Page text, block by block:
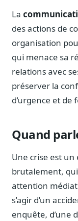
Notes, briefings,
Fiches
Parcours,
Registre
Cartographier
Affaires
Cabinets, DRI,
Affaires
Fédérations &
La
des actions de
organisation
qui menace sa
relations avec
préserver la
d’urgence et de
Quand
Une crise est
brutalement,
attention
s’agir d’un
enquête, d’une